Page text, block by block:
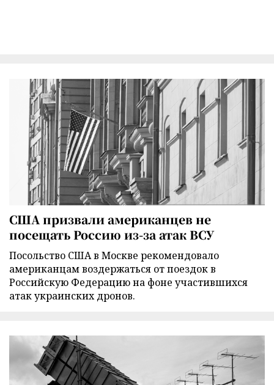
США призвали американцев не
посещать Россию из-за атак ВСУ
Посольство США в Москве рекомендовало
американцам воздержаться от поездок в
Российскую Федерацию на фоне участившихся
атак украинских дронов.